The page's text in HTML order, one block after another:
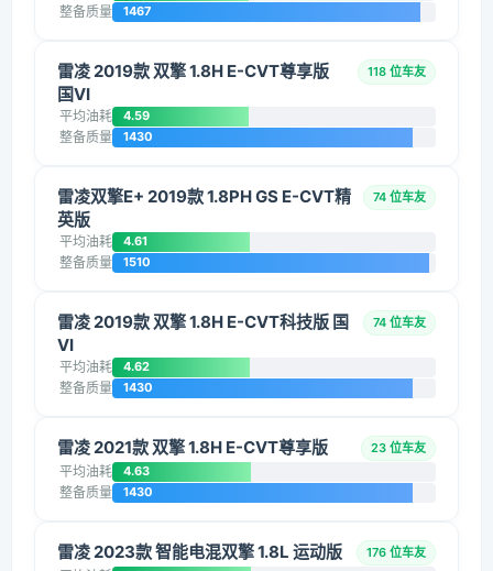
整备质量 1467
雷凌 2019款 双擎 1.8H E-CVT尊享版
国VI
118 位车友
平均油耗 4.59
整备质量 1430
雷凌双擎E+ 2019款 1.8PH GS E-CVT精
英版
74 位车友
平均油耗 4.61
整备质量 1510
雷凌 2019款 双擎 1.8H E-CVT科技版 国
VI
74 位车友
平均油耗 4.62
整备质量 1430
雷凌 2021款 双擎 1.8H E-CVT尊享版 23 位车友
平均油耗 4.63
整备质量 1430
雷凌 2023款 智能电混双擎 1.8L 运动版 176 位车友